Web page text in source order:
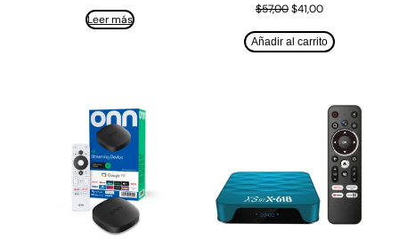
Leer más
$57,00$41,00
Añadir al carrito